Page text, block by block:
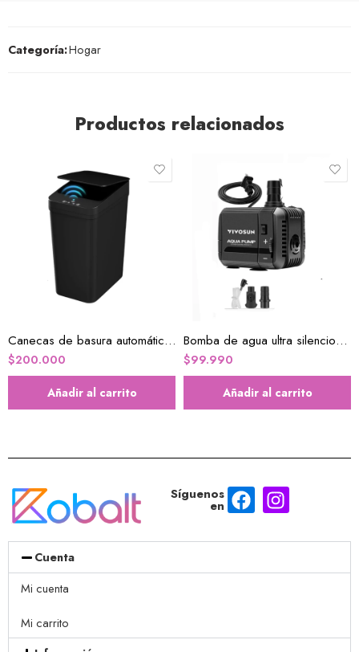
Categoría:Hogar
Productos relacionados
Canecas de basura automática 2.2 galones caja x2u
$200.000
Añadir al carrito
Bomba de agua ultra silenciosa Fuente de agua
$99.990
Añadir al carrito
Síguenos
en
Cuenta
Mi cuenta
Mi carrito